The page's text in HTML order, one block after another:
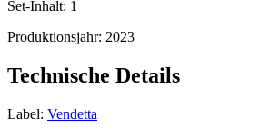
Set-Inhalt: 1
Produktionsjahr: 2023
Technische Details
Label: Vendetta